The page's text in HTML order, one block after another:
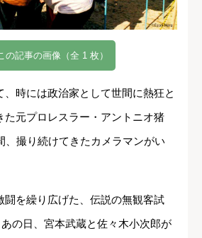
の記事の画像（全 1 枚）
、時には政治家として世間に熱狂と
た元プロレスラー・アントニオ猪
、撮り続けてきたカメラマンがい
闘を繰り広げた、伝説の無観客試
あの日、宮本武蔵と佐々木小次郎が